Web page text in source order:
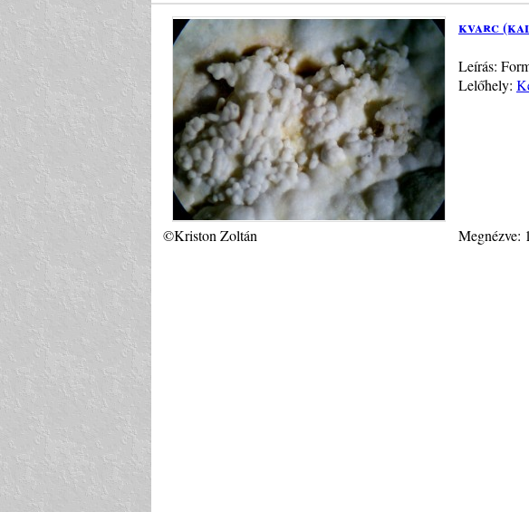
kvarc
Leírás:
Lelőhely:
©Kriston Zoltán Megnézve: